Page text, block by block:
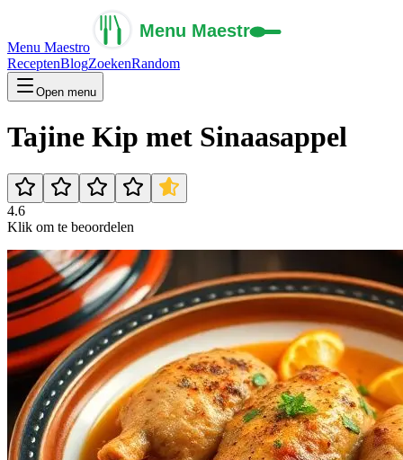
Menu Maestro
ReceptenBlogZoekenRandom
Open menu
Tajine Kip met Sinaasappel
4.6
Klik om te beoordelen